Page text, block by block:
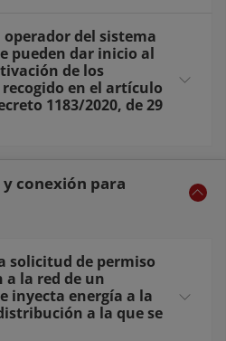
del sistema
pueden dar inicio al
de los
en el artículo
1183/2020, de 29
y conexión para
solicitud de permiso
a la red de un
inyecta energía a la
a la que se